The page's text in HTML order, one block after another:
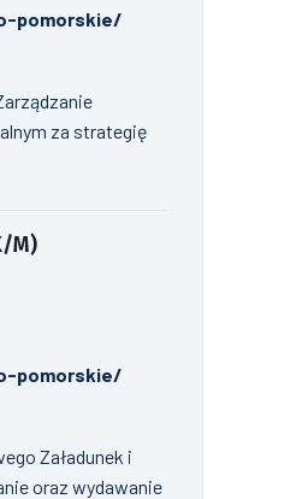
pomorskie/
za strategię
M)
pomorskie/
Załadunek i
oraz wydawanie